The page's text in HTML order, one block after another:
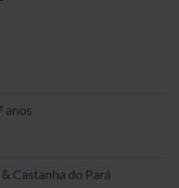
anos
Castanha do Pará